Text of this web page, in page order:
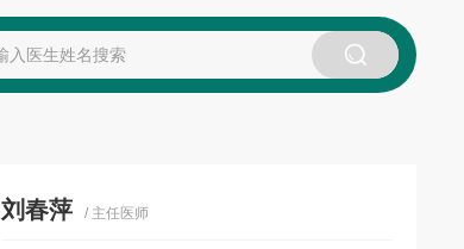
刘春萍 / 主任医师